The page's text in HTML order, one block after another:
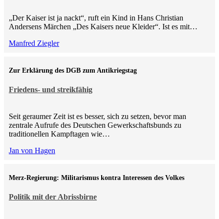
„Der Kaiser ist ja nackt“, ruft ein Kind in Hans Christian
Andersens Märchen „Des Kaisers neue Kleider“. Ist es mit…
Manfred Ziegler
Friedens- und streikfähig
Zur Erklärung des DGB zum Antikriegstag
Seit geraumer Zeit ist es besser, sich zu setzen, bevor man
zentrale Aufrufe des Deutschen Gewerkschaftsbunds zu
traditionellen Kampftagen wie…
Jan von Hagen
Politik mit der Abrissbirne
Merz-Regierung: Militarismus kontra Inte­ressen des Volkes